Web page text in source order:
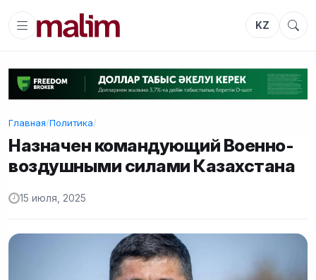
KZ
Главная/Политика/
Назначен командующий Военно-
воздушными силами Казахстана
15 июля, 2025